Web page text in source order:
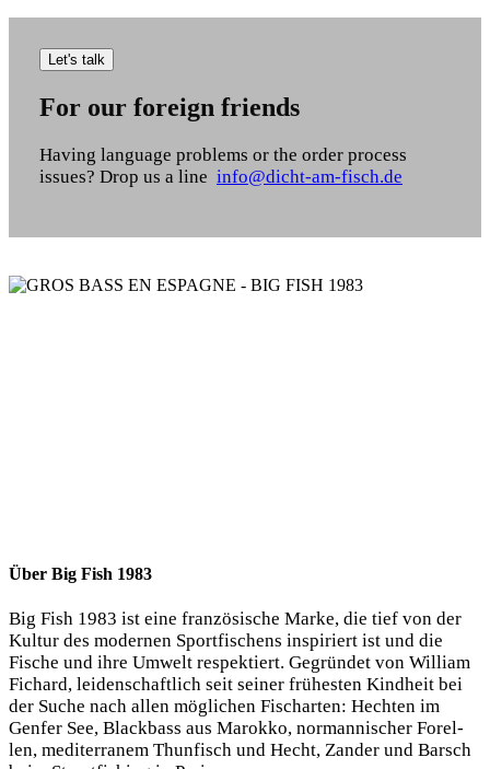
Let's talk
For our foreign friends
Having lan­guage pro­blems or the order pro­cess
issues? Drop us a line info@dicht-am-fisch.de
Über Big Fish 1983
Big Fish 1983 ist eine fran­zö­si­sche Mar­ke, die tief von der
Kul­tur des moder­nen Sport­fi­schens inspi­riert ist und die
Fische und ihre Umwelt respek­tiert. Gegrün­det von Wil­liam
Fichard, lei­den­schaft­lich seit sei­ner frü­hes­ten Kind­heit bei
der Suche nach allen mög­li­chen Fisch­ar­ten: Hech­ten im
Gen­fer See, Black­bass aus Marok­ko, nor­man­ni­scher Forel­
len, medi­ter­ra­nem Thun­fisch und Hecht, Zan­der und Barsch